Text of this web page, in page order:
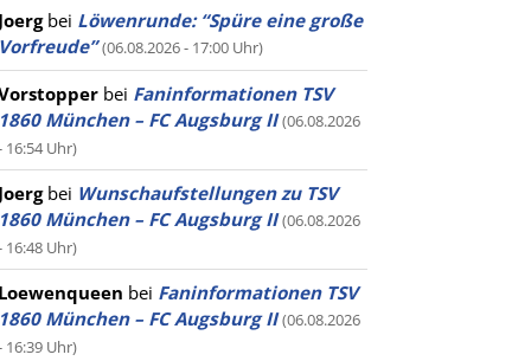
bei Löwenrunde: “Spüre eine große
(06.08.2026 - 17:00 Uhr)
bei Faninformationen TSV
München – FC Augsburg II (06.08.2026
16:54 Uhr)
bei Wunschaufstellungen zu TSV
München – FC Augsburg II (06.08.2026
16:48 Uhr)
bei Faninformationen TSV
München – FC Augsburg II (06.08.2026
16:39 Uhr)